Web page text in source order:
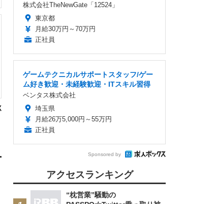
株式会社TheNewGate「12524」
東京都
月給30万円～70万円
正社員
ゲームテクニカルサポートスタッフ/ゲー
ム好き歓迎・未経験歓迎・ITスキル習得
ベンタス株式会社
埼玉県
月給26万5,000円～55万円
正社員
Sponsored by
アクセスランキング
“枕営業”騒動の